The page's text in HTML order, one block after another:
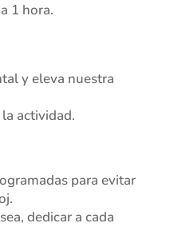
1 hora.
y eleva nuestra
actividad.
para evitar
dedicar a cada